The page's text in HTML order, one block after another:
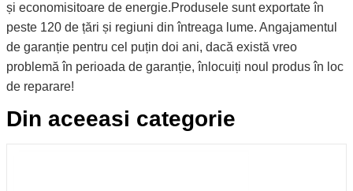
și economisitoare de energie.Produsele sunt exportate în
peste 120 de țări și regiuni din întreaga lume. Angajamentul
de garanție pentru cel puțin doi ani, dacă există vreo
problemă în perioada de garanție, înlocuiți noul produs în loc
de reparare!
Din aceeasi categorie